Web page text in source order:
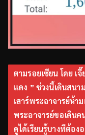
ตามรอยเซียน โดย เ
แดง ” ช่วงนี้เดินสน
เสาร์พระอาจารย์ห้า
พระอาจารย์ขอเดินค
ดูได้เรียนรู้บางทีต้อ